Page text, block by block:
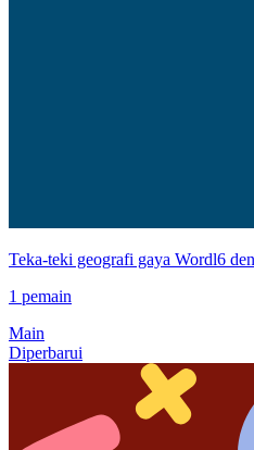
Teka-teki geografi gaya Wordl6
1 pemain
Main
Diperbarui